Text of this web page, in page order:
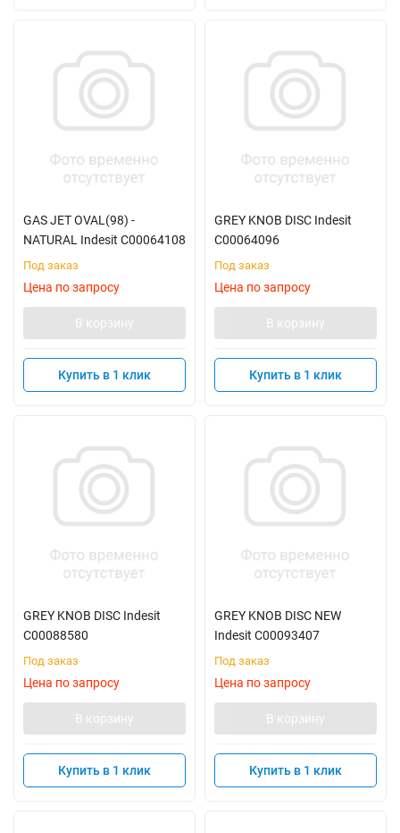
GAS JET OVAL(98) -
NATURAL Indesit C00064108
Под заказ
Цена по запросу
В корзину
Купить в 1 клик
GREY KNOB DISC Indesit
C00064096
Под заказ
Цена по запросу
В корзину
Купить в 1 клик
GREY KNOB DISC Indesit
C00088580
Под заказ
Цена по запросу
В корзину
Купить в 1 клик
GREY KNOB DISC NEW
Indesit C00093407
Под заказ
Цена по запросу
В корзину
Купить в 1 клик